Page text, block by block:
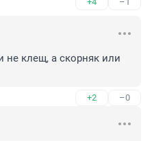
не клещ, а скорняк или
+2 –0